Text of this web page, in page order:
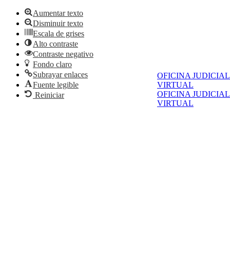
OFICINA JUDICIAL
VIRTUAL
OFICINA JUDICIAL
VIRTUAL
Aumentar texto
Disminuir texto
Escala de grises
Alto contraste
Contraste negativo
Fondo claro
Subrayar enlaces
Fuente legible
Reiniciar